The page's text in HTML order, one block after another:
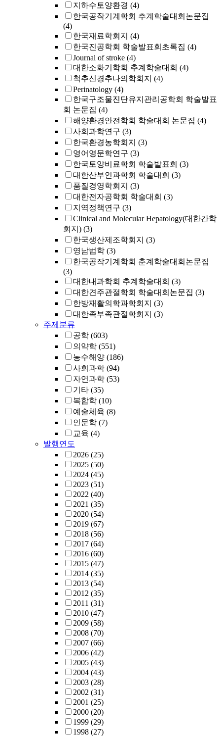
지하수토양환경 (4)
한국공작기계학회 추계학술대회논문집
(4)
한국재료학회지 (4)
한국진공학회 학술발표회초록집 (4)
Journal of stroke (4)
대한소화기학회 추계학술대회 (4)
척추신경추나의학회지 (4)
Perinatology (4)
한국구조물진단유지관리공학회 학술발표
회 논문집 (4)
해양환경안전학회 학술대회 논문집 (4)
사회과학연구 (3)
한국환경농학회지 (3)
영어영문학연구 (3)
한국토양비료학회 학술발표회 (3)
대한산부인과학회 학술대회 (3)
품질경영학회지 (3)
대한전자공학회 학술대회 (3)
지역정책연구 (3)
Clinical and Molecular Hepatology(대한간학
회지) (3)
한국생산제조학회지 (3)
영남법학 (3)
한국공작기계학회 춘계학술대회논문집
(3)
대한내과학회 추계학술대회 (3)
대한견주관절학회 학술대회논문집 (3)
한방재활의학과학회지 (3)
대한족부족관절학회지 (3)
주제분류
공학 (603)
의약학 (551)
농수해양 (186)
사회과학 (94)
자연과학 (53)
기타 (35)
복합학 (10)
예술체육 (8)
인문학 (7)
교육 (4)
발행연도
2026 (25)
2025 (50)
2024 (45)
2023 (51)
2022 (40)
2021 (35)
2020 (54)
2019 (67)
2018 (56)
2017 (64)
2016 (60)
2015 (47)
2014 (35)
2013 (54)
2012 (35)
2011 (31)
2010 (47)
2009 (58)
2008 (70)
2007 (66)
2006 (42)
2005 (43)
2004 (43)
2003 (28)
2002 (31)
2001 (25)
2000 (20)
1999 (29)
1998 (27)